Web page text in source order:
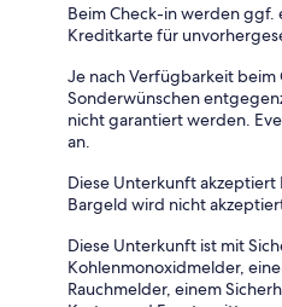
Beim Check-in werden ggf.
Kreditkarte für
Je nach Verfügbarkeit beim
Sonderwünschen
nicht garantiert werden.
an.
Diese Unterkunft
Bargeld wird nicht
Diese Unterkunft ist mit
Kohlenmonoxidmelder,
Rauchmelder, einem